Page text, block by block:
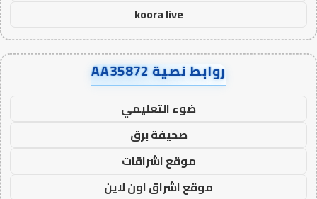
koora live
روابط نصية AA35872
ضوء التعليمي
صحيفة برق
موقع اشراقات
موقع اشراق اون لاين